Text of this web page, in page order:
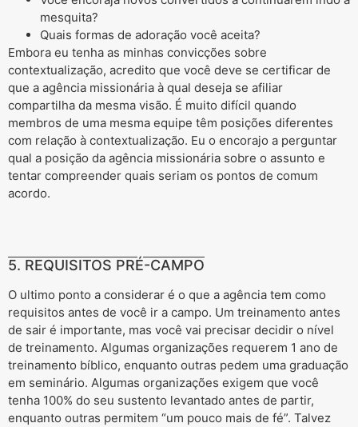
mesquita?
Quais formas de adoração você aceita?
Embora eu tenha as minhas convicções sobre
contextualização, acredito que você deve se certificar de
que a agência missionária à qual deseja se afiliar
compartilha da mesma visão. É muito difícil quando
membros de uma mesma equipe têm posições diferentes
com relação à contextualização. Eu o encorajo a perguntar
qual a posição da agência missionária sobre o assunto e
tentar compreender quais seriam os pontos de comum
acordo.
5. REQUISITOS PRÉ-CAMPO
O ultimo ponto a considerar é o que a agência tem como
requisitos antes de você ir a campo. Um treinamento antes
de sair é importante, mas você vai precisar decidir o nível
de treinamento. Algumas organizações requerem 1 ano de
treinamento bíblico, enquanto outras pedem uma graduação
em seminário. Algumas organizações exigem que você
tenha 100% do seu sustento levantado antes de partir,
enquanto outras permitem “um pouco mais de fé”. Talvez